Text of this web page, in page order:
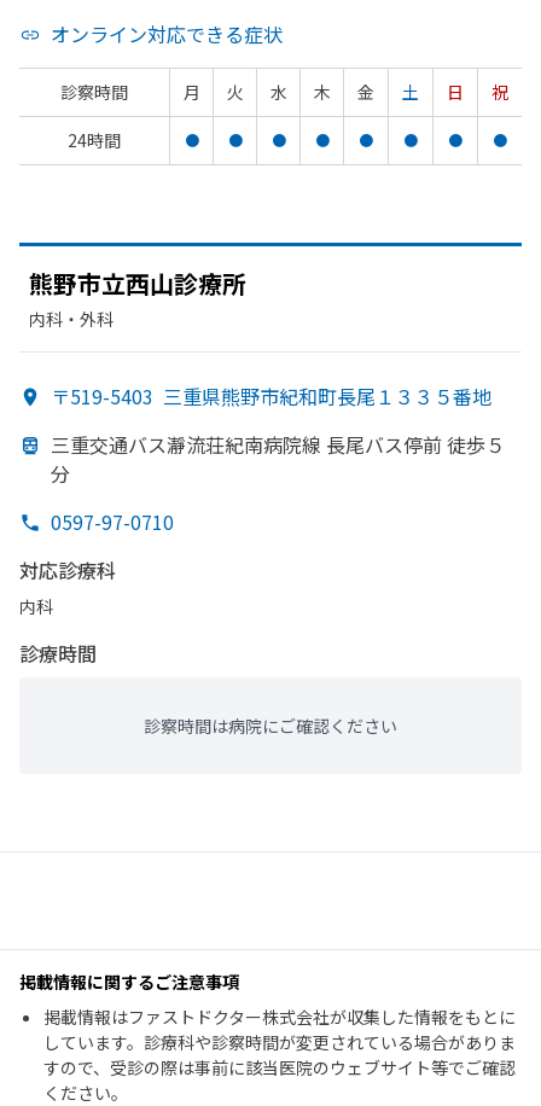
オンライン対応できる症状
診察時間 月 火 水 木 金 土 日
祝
24時間
● ● ● ● ● ● ● ●
熊野市立西山診療所
内科・​外科
〒519-5403 三重県熊野市紀和町長尾１３３５番地
三重交通バス瀞流荘紀南病院線 長尾バス停前 徒歩５
分
0597-97-0710
対応診療科
内科
診療時間
診察時間は病院にご確認ください
掲載情報に関するご注意事項
掲載情報はファストドクター株式会社が収集した情報をもとに
しています。診療科や診察時間が変更されている場合がありま
すので、受診の際は事前に該当医院のウェブサイト等でご確認
ください。